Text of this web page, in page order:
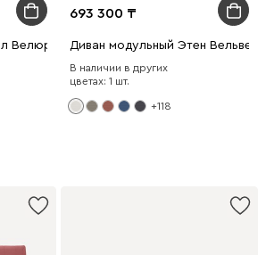
Велюр Бежевый
693 300
Диван модульный Этен
В наличии в других
цветах: 1 шт.
+118